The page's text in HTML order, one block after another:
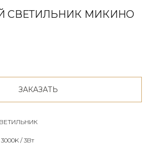
СВЕТИЛЬНИК МИКИНО
ЗАКАЗАТЬ
/ 3Вт